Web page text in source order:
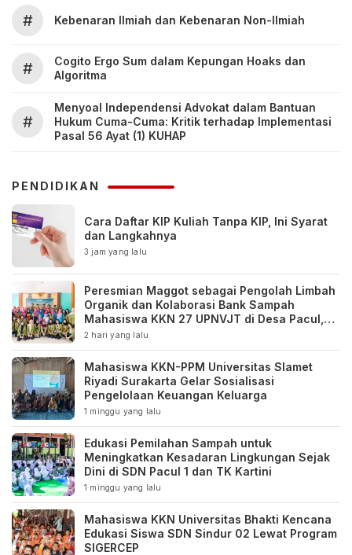
# Kebenaran Ilmiah dan Kebenaran Non-Ilmiah
#
Cogito Ergo Sum dalam Kepungan Hoaks dan
Algoritma
#
Menyoal Independensi Advokat dalam Bantuan
Hukum Cuma-Cuma: Kritik terhadap Implementasi
Pasal 56 Ayat (1) KUHAP
PENDIDIKAN
Cara Daftar KIP Kuliah Tanpa KIP, Ini Syarat
dan Langkahnya
3 jam yang lalu
Peresmian Maggot sebagai Pengolah Limbah
Organik dan Kolaborasi Bank Sampah
Mahasiswa KKN 27 UPNVJT di Desa Pacul,
Bojonegoro
2 hari yang lalu
Mahasiswa KKN-PPM Universitas Slamet
Riyadi Surakarta Gelar Sosialisasi
Pengelolaan Keuangan Keluarga
1 minggu yang lalu
Edukasi Pemilahan Sampah untuk
Meningkatkan Kesadaran Lingkungan Sejak
Dini di SDN Pacul 1 dan TK Kartini
1 minggu yang lalu
Mahasiswa KKN Universitas Bhakti Kencana
Edukasi Siswa SDN Sindur 02 Lewat Program
SIGERCEP